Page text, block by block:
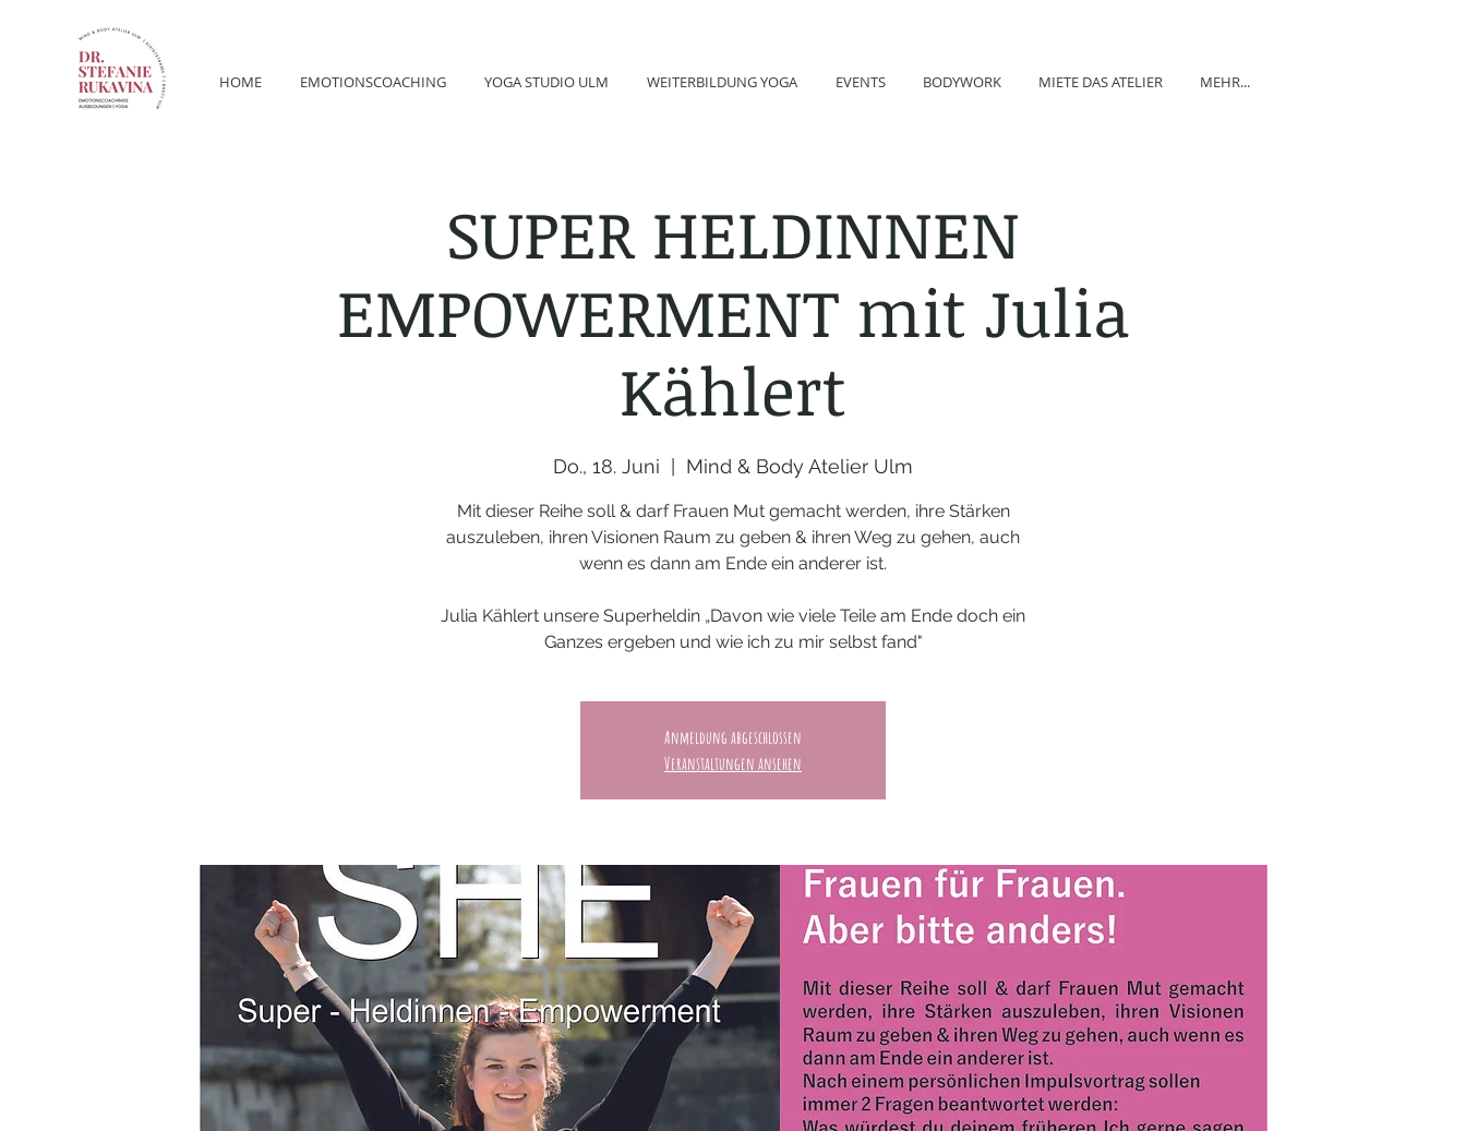
HOME EMOTIONSCOACHING YOGA STUDIO ULM WEITERBILDUNG YOGA EVENTS BODYWORK MIETE DAS ATELIER MEHR...
SUPER HELDINNEN
EMPOWERMENT mit Julia
Kählert
Do., 18. Juni Mind & Body Atelier Ulm
Mit dieser Reihe soll & darf Frauen Mut gemacht werden, ihre Stärken
auszuleben, ihren Visionen Raum zu geben & ihren Weg zu gehen, auch
wenn es dann am Ende ein anderer ist.
Julia Kählert unsere Superheldin „Davon wie viele Teile am Ende doch ein
Ganzes ergeben und wie ich zu mir selbst fand"
Anmeldung abgeschlossen
Veranstaltungen ansehen